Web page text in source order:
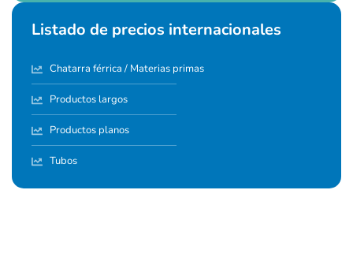
Listado de precios internacionales
Chatarra férrica / Materias primas
Productos largos
Productos planos
Tubos